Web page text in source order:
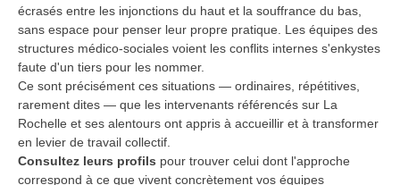
écrasés entre les injonctions du haut et la souffrance du bas,
sans espace pour penser leur propre pratique. Les équipes des
structures médico-sociales voient les conflits internes s'enkystes
faute d'un tiers pour les nommer.
Ce sont précisément ces situations — ordinaires, répétitives,
rarement dites — que les intervenants référencés sur La
Rochelle et ses alentours ont appris à accueillir et à transformer
en levier de travail collectif.
Consultez leurs profils pour trouver celui dont l'approche
correspond à ce que vivent concrètement vos équipes